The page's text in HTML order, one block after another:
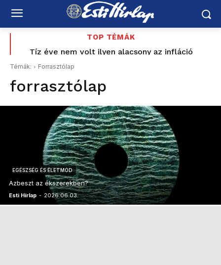
TOP TÉMÁK
Tíz éve nem volt ilyen alacsony az infláció
Magyarországon – az élelmiszerek ára már
Országos hétvégi programajánló augusztus 8–9-re:
vízipisztolycsata, foci, Balaton, borhetek,
fesztiválok, várak és nyári esték
Témák: Forrasztólap
forrasztólap
EGÉSZSÉG ÉS ÉLETMÓD
Azbeszt az ékszerekben?
Esti Hírlap - 2026.06.03.